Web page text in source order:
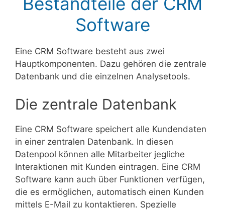
Software
Eine CRM Software besteht aus zwei
Hauptkomponenten. Dazu gehören die zentrale
Datenbank und die einzelnen Analysetools.
Die zentrale Datenbank
Eine CRM Software speichert alle Kundendaten
in einer zentralen Datenbank. In diesen
Datenpool können alle Mitarbeiter jegliche
Interaktionen mit Kunden eintragen. Eine CRM
Software kann auch über Funktionen verfügen,
die es ermöglichen, automatisch einen Kunden
mittels E-Mail zu kontaktieren. Spezielle